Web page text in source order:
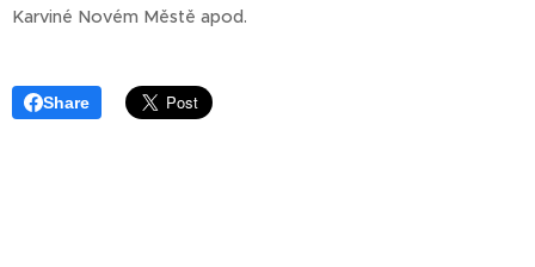
Karviné Novém Městě apod.
Share